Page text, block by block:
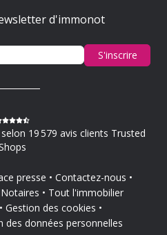
d'immonot
S'inscrire
19 579 avis clients Trusted
presse
Contactez-nous
Tout l'immobilier
Gestion des cookies
des données personnelles